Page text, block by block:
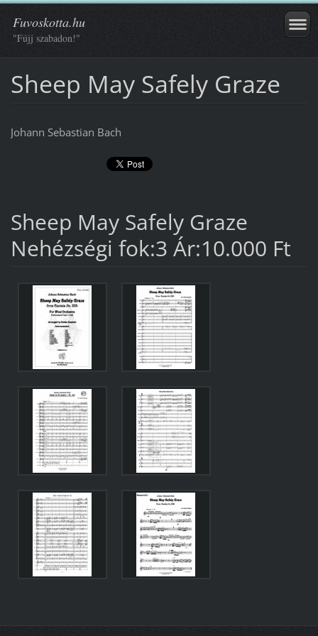
Fuvoskotta.hu
"Fújj szabadon!"
Sheep May Safely Graze
Johann Sebastian Bach
Sheep May Safely Graze
Nehézségi fok:3 Ár:10.000 Ft